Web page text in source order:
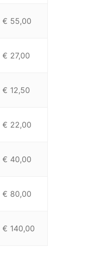
€ 55,00
€ 27,00
€ 12,50
€ 22,00
€ 40,00
€ 80,00
€ 140,00